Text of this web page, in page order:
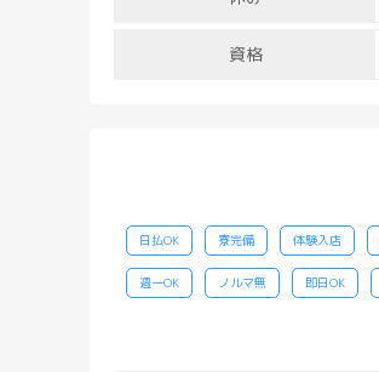
資格
日払OK 寮完備 体験入店
週一OK ノルマ無 即日OK